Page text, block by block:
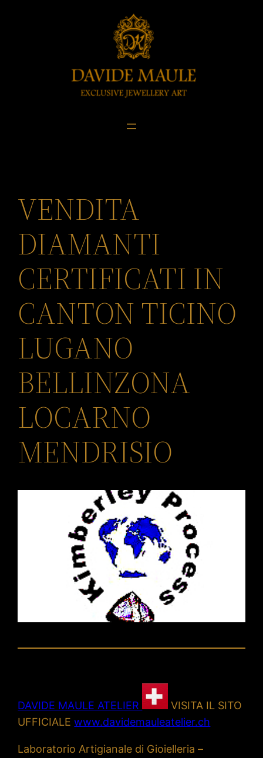
VENDITA
DIAMANTI
CERTIFICATI IN
CANTON TICINO
LUGANO
BELLINZONA
LOCARNO
MENDRISIO
DAVIDE MAULE ATELIER
VISITA IL SITO
UFFICIALEwww.davidemauleatelier.ch
Laboratorio Artigianale di Gioielleria –